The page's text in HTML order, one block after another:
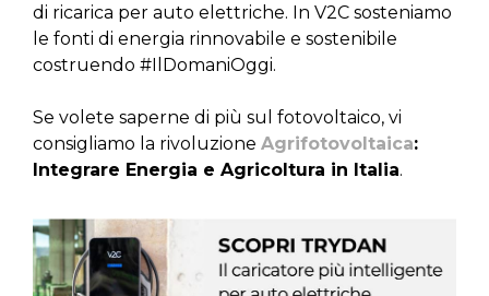
di ricarica per auto elettriche. In V2C sosteniamo
le fonti di energia rinnovabile e sostenibile
costruendo #IlDomaniOggi.
Se volete saperne di più sul fotovoltaico, vi
consigliamo la rivoluzione Agrifotovoltaica:
Integrare Energia e Agricoltura in Italia.